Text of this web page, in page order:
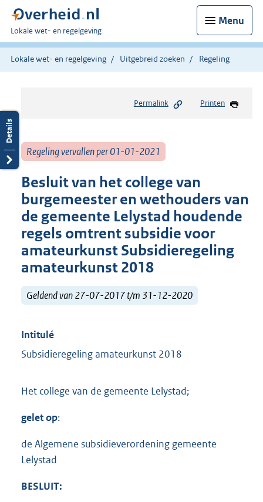
Menu
U
bent
hier:
Lokale wet- en regelgeving
Lokale wet- en regelgeving Uitgebreid zoeken Regeling
Permalink Printen
Regeling vervallen per 01-01-2021
Besluit van het college van
burgemeester en wethouders van
de gemeente Lelystad houdende
regels omtrent subsidie voor
amateurkunst Subsidieregeling
amateurkunst 2018
Geldend van 27-07-2017 t/m 31-12-2020
Intitulé
Subsidieregeling amateurkunst 2018
Het college van de gemeente Lelystad;
gelet op:
de Algemene subsidieverordening gemeente
Lelystad
BESLUIT: